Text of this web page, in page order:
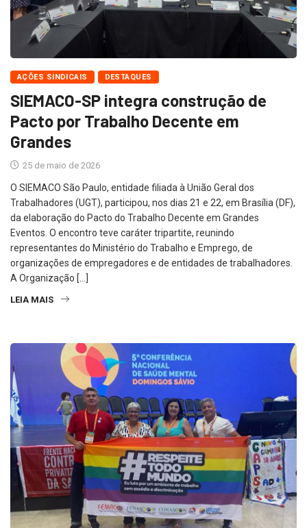
AÇÕES SINDICAIS DESTAQUES
SIEMACO-SP integra construção de
Pacto por Trabalho Decente em
Grandes
25 de maio de 2026
O SIEMACO São Paulo, entidade filiada à União Geral dos
Trabalhadores (UGT), participou, nos dias 21 e 22, em Brasília (DF),
da elaboração do Pacto do Trabalho Decente em Grandes
Eventos. O encontro teve caráter tripartite, reunindo
representantes do Ministério do Trabalho e Emprego, de
organizações de empregadores e de entidades de trabalhadores.
A Organização […]
LEIA MAIS